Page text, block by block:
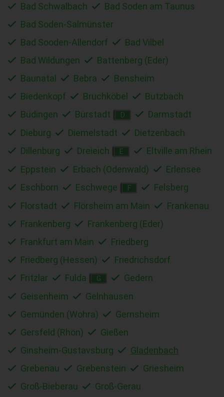
Bad Schwalbach
Bad Soden am Taunus
Bad Soden-Salmünster
Bad Sooden-Allendorf
Bad Vilbel
Bad Wildungen
Battenberg (Eder)
Baunatal
Bebra
Bensheim
Biedenkopf
Bruchköbel
Butzbach
Büdingen
Bürstadt D
Darmstadt
Dieburg
Diemelstadt
Dietzenbach
Dillenburg
Dreieich E
Eltville am Rhein
Eppstein
Erbach (Odenwald)
Erlensee
Eschborn
Eschwege F
Felsberg
Florstadt
Flörsheim am Main
Frankenau
Frankenberg
Frankenberg (Eder)
Frankfurt am Main
Friedberg
Friedberg (Hessen)
Friedrichsdorf
Fritzlar
Fulda G
Gedern
Geisenheim
Gelnhausen
Gemünden (Wohra)
Gernsheim
Gersfeld (Rhön)
Gießen
Ginsheim-Gustavsburg
Gladenbach
Grebenau
Grebenstein
Griesheim
Groß-Bieberau
Groß-Gerau